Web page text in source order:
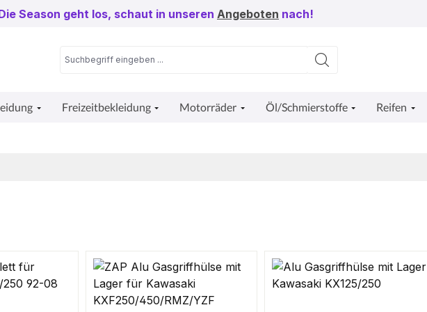
Season geht los, schaut in unseren Angeboten nach!
Freizeitbekleidung Motorräder Öl/Schmierstoffe Reifen